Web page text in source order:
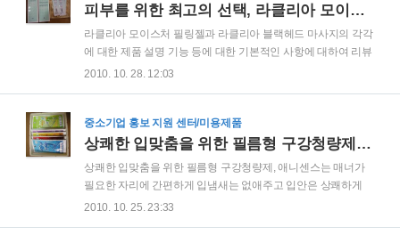
니다. 자외선 차단과 미백 이중 기능에 피부톤 보정 기능까지 있
사용하여 피부에 안전함까지 더한 제품입니다. 자연을 피부 속
에 담아낸 화장품이라고도 불리는 지니내추럴 제품은 피부에
안전한 좋은 제품만을 사용한 고기능성 천연 화장품 입니다. 無
인공방부제, 無인공향, 無탈크, 에코인증 색소 사용으..
피부를 위한 최고의 선택, 라클리아 모이스처 필링젤과 라클리아 블랙헤드 마사지
라클리아 모이스처 필링젤과 라클리아 블랙헤드 마사지의 각각
에 대한 제품 설명 기능 등에 대한 기본적인 사항에 대하여 리뷰
를 한 바 있고 오늘은 라클리아 모이스처 필링젤과 라클리아 블
초, 매도우스위트의 복합체 3W 콤플렉스와 알란토안 성분이 피
부에 보습효과를 주고, 자극을 받은 피부에 진정 효과를 부여해
기의 지연으로 피부에 남아있는 각질들을 효과적으로 제거해
주는 필링젤입니다. 그리고 라클리아 블랙헤드 마사지는 마사
지와 팩을 동시에 해야 하는 불편함을 줄이고 이 두가지 기능을
효과적으로 제공함으로써 피부에 영양분을 공급하는..
2010. 10. 28. 12:03
중소기업 홍보 지원 센터/미용제품
상쾌한 입맞춤을 위한 필름형 구강청량제, 애니센스
상쾌한 입맞춤을 위한 필름형 구강청량제, 애니센스는 매너가
필요한 자리에 간편하게 입냄새는 없애주고 입안은 상쾌하게
만들어 주는 필름형 구강 청량제 입니다. 미팅전, 키스전, 회의
2010. 10. 25. 23:33